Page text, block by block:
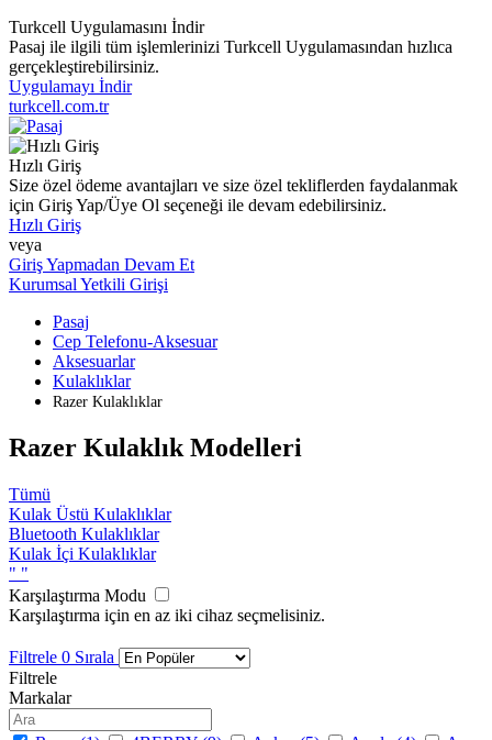
Turkcell Uygulamasını İndir
Pasaj ile ilgili tüm işlemlerinizi Turkcell Uygulamasından hızlıca
gerçekleştirebilirsiniz.
Uygulamayı İndir
turkcell.com.tr
Hızlı Giriş
Size özel ödeme avantajları ve size özel tekliflerden faydalanmak
için Giriş Yap/Üye Ol seçeneği ile devam edebilirsiniz.
Hızlı Giriş
veya
Giriş Yapmadan Devam Et
Kurumsal Yetkili Girişi
Pasaj
Cep Telefonu-Aksesuar
Aksesuarlar
Kulaklıklar
Razer Kulaklıklar
Razer Kulaklık Modelleri
Tümü
Kulak Üstü Kulaklıklar
Bluetooth Kulaklıklar
Kulak İçi Kulaklıklar
" "
Karşılaştırma Modu
Karşılaştırma için en az iki cihaz seçmelisiniz.
Filtrele 0 Sırala
Filtrele
Markalar